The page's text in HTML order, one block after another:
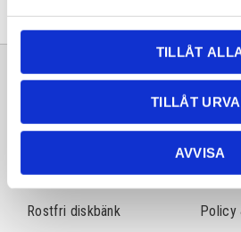
TILLÅT
TILLÅT
AVVISA
Sortiment
Natursten
Rostfri diskbänk
Frågor
Policy